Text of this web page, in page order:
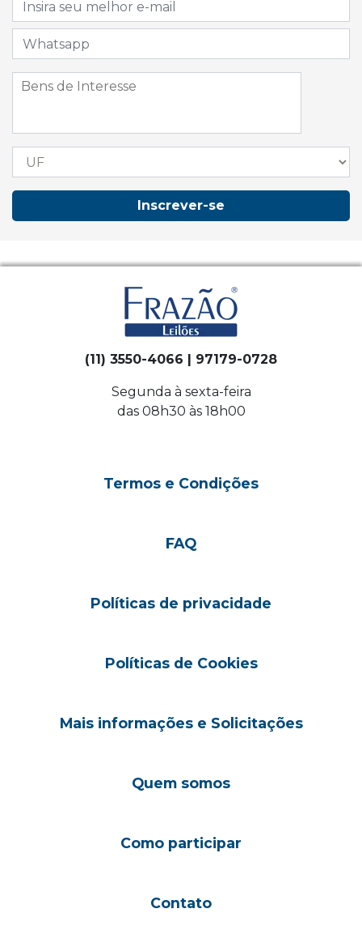
Inscrever-se
(11) 3550-4066 | 97179-0728
Segunda à sexta-feira
das 08h30 às 18h00
Termos e Condições
FAQ
Políticas de privacidade
Políticas de Cookies
Mais informações e Solicitações
Quem somos
Como participar
Contato